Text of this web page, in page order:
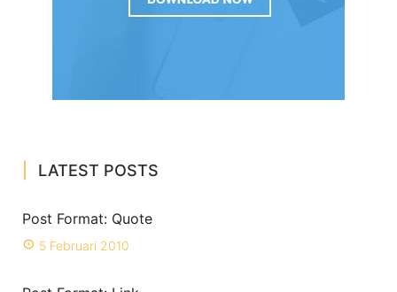
LATEST POSTS
Post Format: Quote
5 Februari 2010